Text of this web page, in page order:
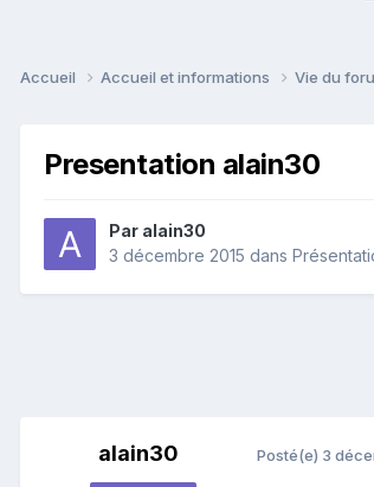
Accueil Accueil et informations Vie du
Presentation alain30
Par alain30
3 décembre 2015 dans
alain30 Posté(e) 3